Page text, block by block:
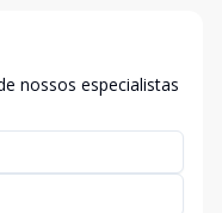
nossos especialistas